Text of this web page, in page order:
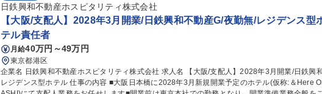
カ/エンタメ/急成長中★
日鉄興和不動産ホスピタリティ株式会社
【大阪/支配人】2028年3月開業/日鉄興和不動産G/夜勤無/レジデンス型
テル責任者
月給40万円～49万円
東京都港区
企業名 日鉄興和不動産ホスピタリティ株式会社 求人名 【大阪/支配人】2028年3月開業/日鉄興和不動産G/夜勤無/
レジデンス型ホテル 仕事の内容 ■大阪日本橋に2028年3月新規開業予定のホテル(仮称:＆Here OSAKA NIPPON B